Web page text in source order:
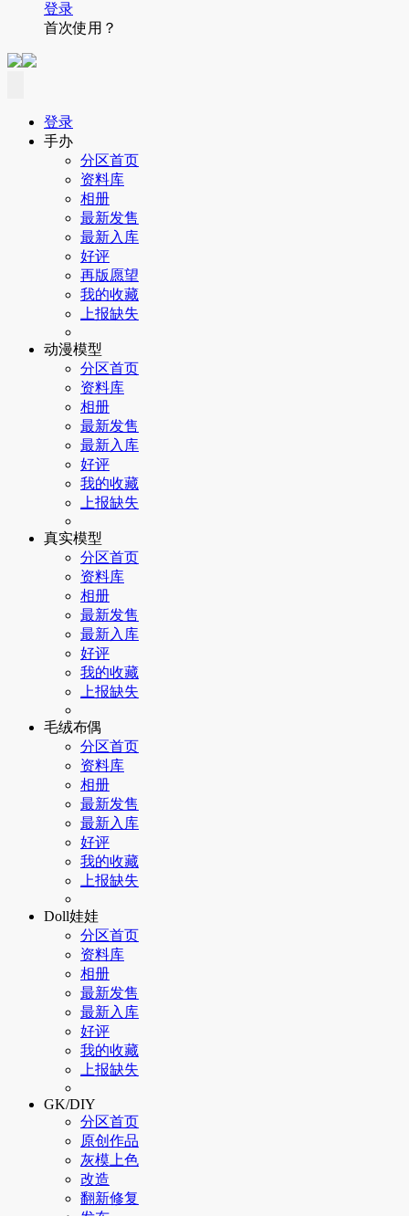
登录
首次使用？
登录
手办
分区首页
资料库
相册
最新发售
最新入库
好评
再版愿望
我的收藏
上报缺失
动漫模型
分区首页
资料库
相册
最新发售
最新入库
好评
我的收藏
上报缺失
真实模型
分区首页
资料库
相册
最新发售
最新入库
好评
我的收藏
上报缺失
毛绒布偶
分区首页
资料库
相册
最新发售
最新入库
好评
我的收藏
上报缺失
Doll娃娃
分区首页
资料库
相册
最新发售
最新入库
好评
我的收藏
上报缺失
GK/DIY
分区首页
原创作品
灰模上色
改造
翻新修复